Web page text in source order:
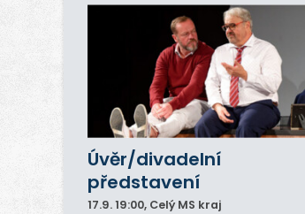
Úvěr/divadelní
představení
17.9.19:00, Celý MS kraj